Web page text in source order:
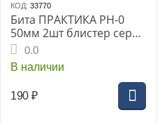
КОД: 33770
Бита ПРАКТИКА РH-0
50мм 2шт блистер серия
Профи (776-423)
0.0
В наличии
190 ₽